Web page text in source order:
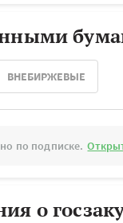
ВНЕБИРЖЕВЫЕ
по подписке.
о